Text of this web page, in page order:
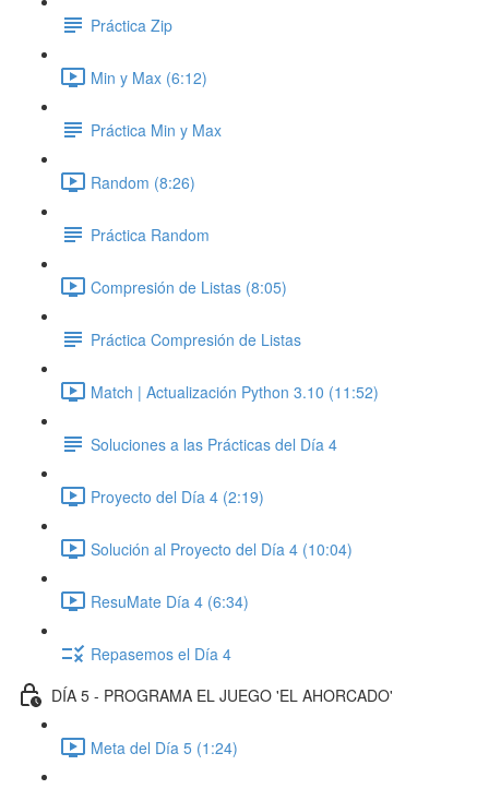
Práctica Zip
Min y Max (6:12)
Práctica Min y Max
Random (8:26)
Práctica Random
Compresión de Listas (8:05)
Práctica Compresión de Listas
Match | Actualización Python 3.10 (11:52)
Soluciones a las Prácticas del Día 4
Proyecto del Día 4 (2:19)
Solución al Proyecto del Día 4 (10:04)
ResuMate Día 4 (6:34)
Repasemos el Día 4
DÍA 5 - PROGRAMA EL JUEGO 'EL AHORCADO'
Meta del Día 5 (1:24)